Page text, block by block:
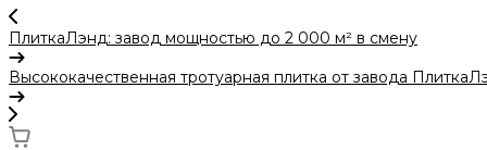
ПлиткаЛэнд: завод мощностью до 2 000 м² в смену
Высококачественная тротуарная плитка от завода